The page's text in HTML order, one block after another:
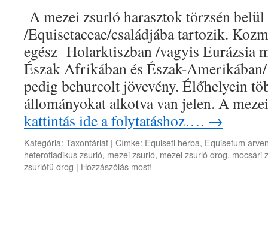
A mezei zsurló harasztok törzsén
/Equisetaceae/családjába tartozik.
egész Holarktiszban /vagyis Eurázsia
Észak Afrikában és Észak-
pedig behurcolt jövevény. Élőhelyein
állományokat alkotva van jelen. A
kattintás ide a folytatáshoz…. →
Kategória: Taxontárlat | Címke: Equiseti herba, Equisetum
heterofiadikus zsurló, mezei zsurló, mezei zsurló drog, mocsári
zsurlófű drog | Hozzászólás most!